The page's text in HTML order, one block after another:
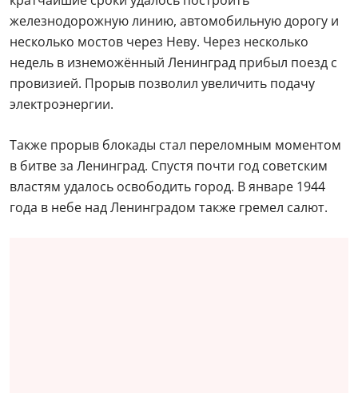
железнодорожную линию, автомобильную дорогу и
несколько мостов через Неву. Через несколько
недель в изнеможённый Ленинград прибыл поезд с
провизией. Прорыв позволил увеличить подачу
электроэнергии.
Также прорыв блокады стал переломным моментом
в битве за Ленинград. Спустя почти год советским
властям удалось освободить город. В январе 1944
года в небе над Ленинградом также гремел салют.